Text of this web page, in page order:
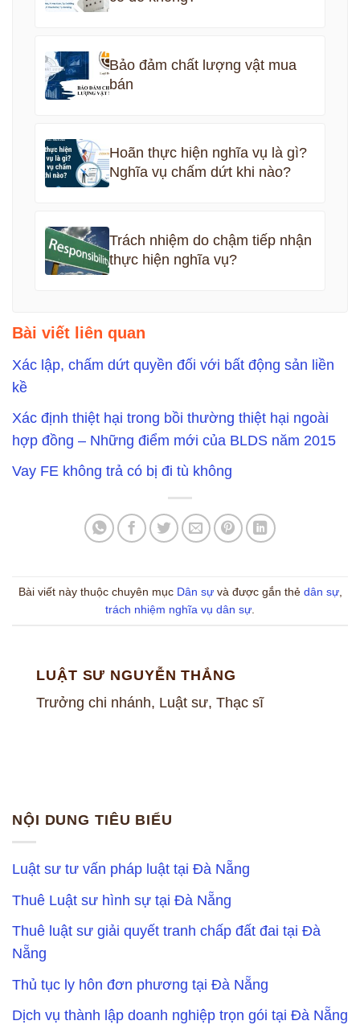
Bảo đảm chất lượng vật mua
bán
Hoãn thực hiện nghĩa vụ là gì?
Nghĩa vụ chấm dứt khi nào?
Trách nhiệm do chậm tiếp nhận
thực hiện nghĩa vụ?
Bài viết liên quan
Xác lập, chấm dứt quyền đối với bất động sản liền
kề
Xác định thiệt hại trong bồi thường thiệt hại ngoài
hợp đồng – Những điểm mới của BLDS năm 2015
Vay FE không trả có bị đi tù không
Bài viết này thuộc chuyên mục Dân sựvà được gắn thẻ dân sự,
trách nhiệm nghĩa vụ dân sự
LUẬT SƯ NGUYỄN THẮNG
Trưởng chi nhánh, Luật sư, Thạc sĩ
NỘI DUNG TIÊU BIỂU
Luật sư tư vấn pháp luật tại Đà Nẵng
Thuê Luật sư hình sự tại Đà Nẵng
Thuê luật sư giải quyết tranh chấp đất đai tại Đà
Nẵng
Thủ tục ly hôn đơn phương tại Đà Nẵng
Dịch vụ thành lập doanh nghiệp trọn gói tại Đà Nẵng